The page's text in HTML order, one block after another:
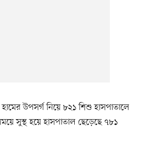
উপসর্গ নিয়ে ৮২১ শিশু হাসপাতালে
সুস্থ হয়ে হাসপাতাল ছেড়েছে ৭৮১